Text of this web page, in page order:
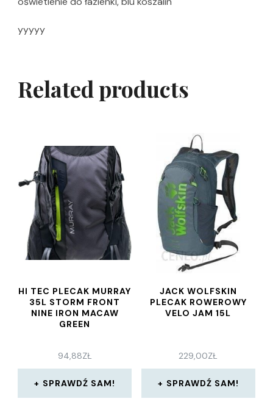
yyyyy
Related products
HI TEC PLECAK MURRAY
35L STORM FRONT
NINE IRON MACAW
GREEN
94,88ZŁ
SPRAWDŹ SAM!
JACK WOLFSKIN
PLECAK ROWEROWY
VELO JAM 15L
229,00ZŁ
SPRAWDŹ SAM!